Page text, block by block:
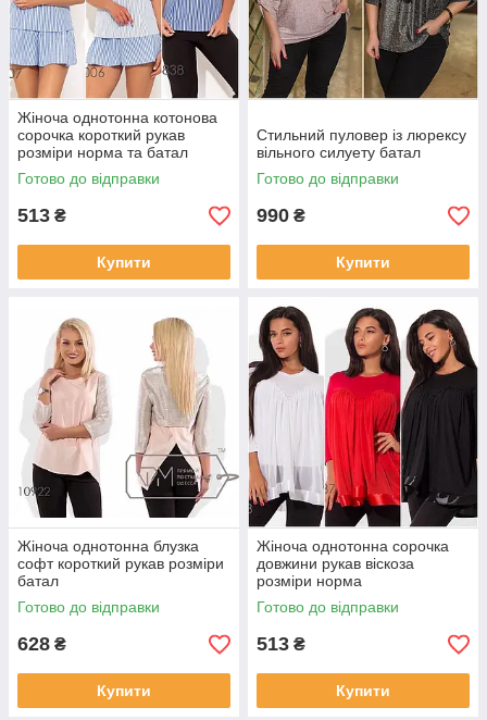
Жіноча однотонна котонова
сорочка короткий рукав
розміри норма та батал
Готово до відправки
513 ₴
Купити
Стильний пуловер із люрексу
вільного силуету батал
Готово до відправки
990 ₴
Купити
Жіноча однотонна блузка
софт короткий рукав розміри
батал
Готово до відправки
628 ₴
Купити
Жіноча однотонна сорочка
довжини рукав віскоза
розміри норма
Готово до відправки
513 ₴
Купити